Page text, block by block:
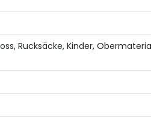
Rucksäcke, Kinder,